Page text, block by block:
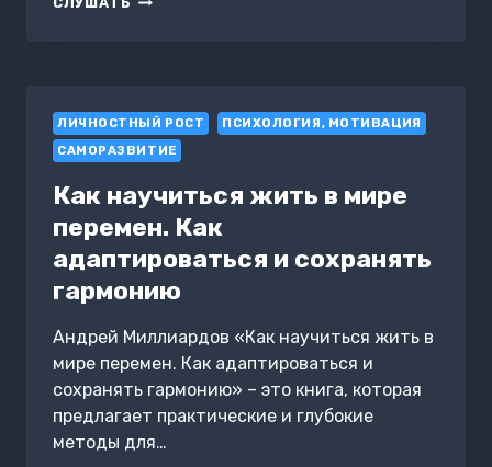
ЛИЧНОСТНЫЙ РОСТ
ПСИХОЛОГИЯ, МОТИВАЦИЯ
САМОРАЗВИТИЕ
Как научиться жить в мире
перемен. Как
адаптироваться и сохранять
гармонию
Андрей Миллиардов «Как научиться жить в
мире перемен. Как адаптироваться и
сохранять гармонию» – это книга, которая
предлагает практические и глубокие
методы для…